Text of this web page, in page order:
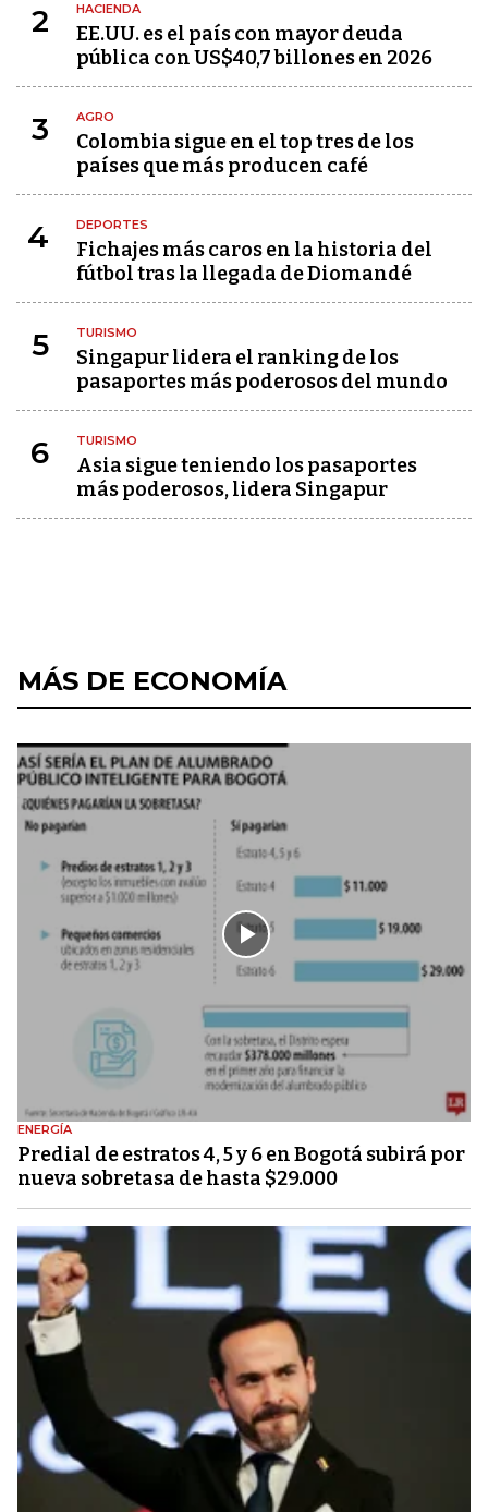
2 HACIENDA
EE.UU. es el país con mayor deuda
pública con US$40,7 billones en 2026
3 AGRO
Colombia sigue en el top tres de los
países que más producen café
4 DEPORTES
Fichajes más caros en la historia del
fútbol tras la llegada de Diomandé
5 TURISMO
Singapur lidera el ranking de los
pasaportes más poderosos del mundo
6 TURISMO
Asia sigue teniendo los pasaportes
más poderosos, lidera Singapur
MÁS DE ECONOMÍA
ENERGÍA
Predial de estratos 4, 5 y 6 en Bogotá subirá por
nueva sobretasa de hasta $29.000